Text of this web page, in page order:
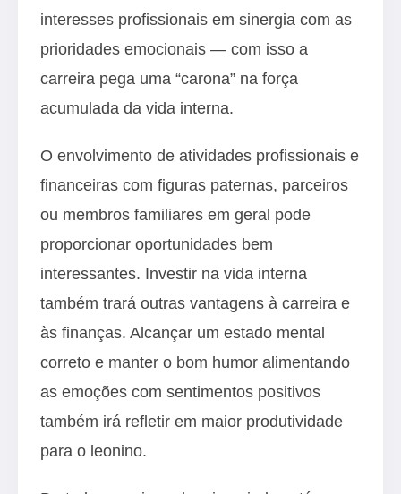
interesses profissionais em sinergia com as
prioridades emocionais — com isso a
carreira pega uma “carona” na força
acumulada da vida interna.
O envolvimento de atividades profissionais e
financeiras com figuras paternas, parceiros
ou membros familiares em geral pode
proporcionar oportunidades bem
interessantes. Investir na vida interna
também trará outras vantagens à carreira e
às finanças. Alcançar um estado mental
correto e manter o bom humor alimentando
as emoções com sentimentos positivos
também irá refletir em maior produtividade
para o leonino.